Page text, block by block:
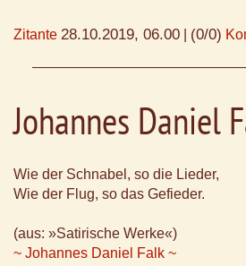
Zitante 28.10.2019, 06.00 (0/0)
Johannes Daniel
Wie der Schnabel, so die Lieder,
Wie der Flug, so das Gefieder.
(aus: »Satirische Werke«)
~ Johannes Daniel Falk ~